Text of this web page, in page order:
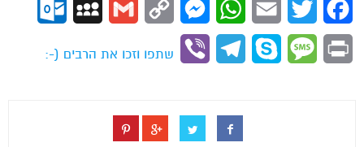
Facebook
Twitter
Email
WhatsApp
Messenger
Copy
Gmail
MySpace
Print
Message
Skype
Telegram
Viber
שתפו וזכו את הרבים (-: